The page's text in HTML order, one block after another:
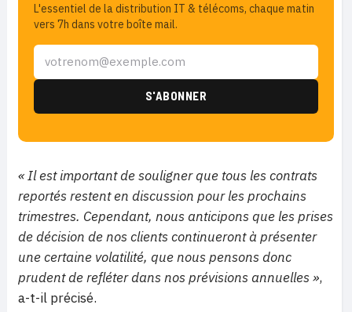
L'essentiel de la distribution IT & télécoms, chaque matin
vers 7h dans votre boîte mail.
« Il est important de souligner que tous les contrats
reportés restent en discussion pour les prochains
trimestres. Cependant, nous anticipons que les prises
de décision de nos clients continueront à présenter
une certaine volatilité, que nous pensons donc
prudent de refléter dans nos prévisions annuelles »,
a-t-il précisé.